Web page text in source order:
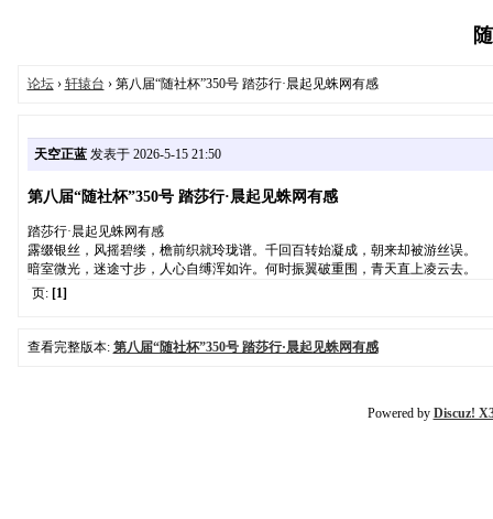
论坛› 轩辕台 › 第八届“随社杯”350号 踏莎行·晨起见蛛网有感
天空正蓝发表于 2026-5-15 21:50
第八届“随社杯”350号 踏莎行·晨起见蛛网有感
踏莎行·晨起见蛛网有感
露缀银丝，风摇碧缕，檐前织就玲珑谱。千回百转始凝成，朝来却被游丝误。
暗室微光，迷途寸步，人心自缚浑如许。何时振翼破重围，青天直上凌云去。
页: [1]
查看完整版本: 第八届“随社杯”350号 踏莎行·晨起见蛛网有感
Powered by Discuz!